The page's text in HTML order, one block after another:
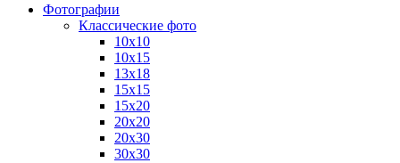
Фотографии
Классические фото
10х10
10х15
13х18
15х15
15х20
20х20
20х30
30х30